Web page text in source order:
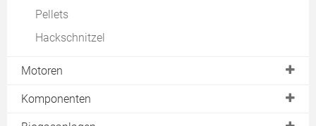
Pellets
Hackschnitzel
Motoren
Dampfmotor
Stirlingmotor
Komponenten